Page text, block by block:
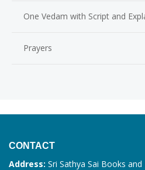
One Vedam with Script and
Prayers
CONTACT
Address: Sri Sathya Sai Books